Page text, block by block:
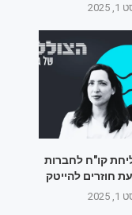
קו"ח לחברות
חוזרים להייטק